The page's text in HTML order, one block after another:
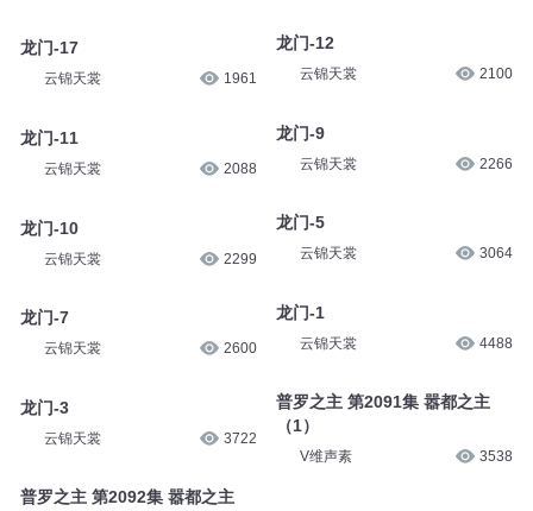
龙门-17
云锦天裳 1961
龙门-11
云锦天裳 2088
龙门-10
云锦天裳 2299
龙门-7
云锦天裳 2600
龙门-3
云锦天裳 3722
普罗之主 第2092集 嚣都之主
龙门-12
云锦天裳 2100
龙门-9
云锦天裳 2266
龙门-5
云锦天裳 3064
龙门-1
云锦天裳 4488
普罗之主 第2091集 嚣都之主
（1）
V维声素 3538